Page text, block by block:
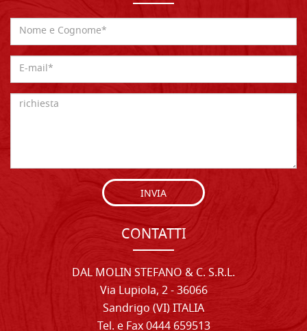
INVIA
CONTATTI
DAL MOLIN STEFANO & C. S.R.L.
Via Lupiola, 2 - 36066
Sandrigo (VI) ITALIA
Tel. e Fax 0444 659513